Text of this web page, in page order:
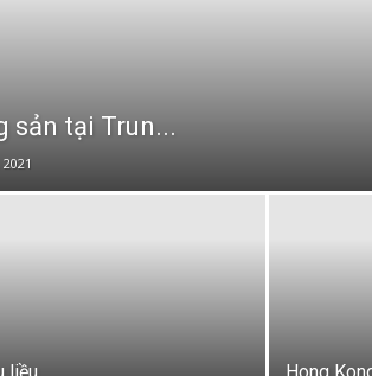
sản tại Trun...